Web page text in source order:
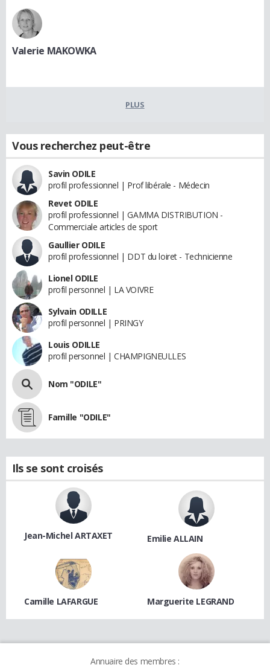
Valerie MAKOWKA
PLUS
Vous recherchez peut-être
Savin ODILE
profil professionnel | Prof libérale - Médecin
Revet ODILE
profil professionnel | GAMMA DISTRIBUTION -
Commerciale articles de sport
Gaullier ODILE
profil professionnel | DDT du loiret - Technicienne
Lionel ODILE
profil personnel | LA VOIVRE
Sylvain ODILLE
profil personnel | PRINGY
Louis ODILLE
profil personnel | CHAMPIGNEULLES
Nom "ODILE"
Famille "ODILE"
Ils se sont croisés
Jean-Michel ARTAXET Emilie ALLAIN
Camille LAFARGUE Marguerite LEGRAND
Annuaire des membres :